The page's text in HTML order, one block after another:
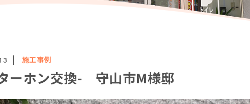
施工事例
ーホン交換- 守山市M様邸